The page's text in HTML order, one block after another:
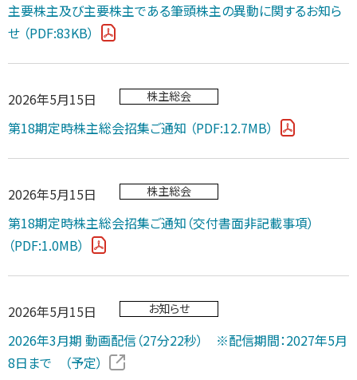
主要株主及び主要株主である筆頭株主の異動に関するお知ら
せ （PDF:83KB）
2026年5月15日 株主総会
第18期定時株主総会招集ご通知 （PDF:12.7MB）
2026年5月15日 株主総会
第18期定時株主総会招集ご通知（交付書面非記載事項）
（PDF:1.0MB）
2026年5月15日 お知らせ
2026年3月期 動画配信（27分22秒） ※配信期間：2027年5月
8日まで （予定）